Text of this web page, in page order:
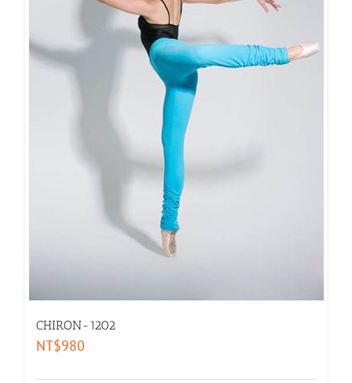
CHIRON-1202
NT$980